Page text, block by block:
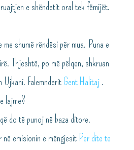
e shëndetit oral tek fëmijët.
shumë rëndësi për mua. Puna e
Thjeshtë, po më pëlqen, shkruan
Ujkani. Falemnderit Gent Halitaj .
lajme?
do të punoj në baza ditore.
emisionin e mëngjesit Per dite te